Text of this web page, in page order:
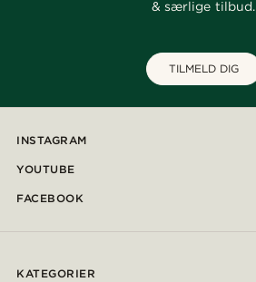
& særlige tilbud.
TILMELD DIG
INSTAGRAM
YOUTUBE
FACEBOOK
KATEGORIER